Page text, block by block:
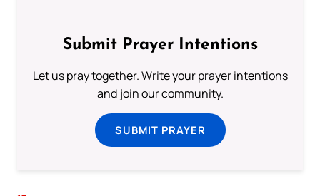
Submit Prayer Intentions
Let us pray together. Write your prayer intentions
and join our community.
SUBMIT PRAYER